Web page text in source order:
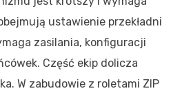
ustawienie przekładni
zasilania, konfiguracji
Część ekip dolicza
W zabudowie z roletami ZIP